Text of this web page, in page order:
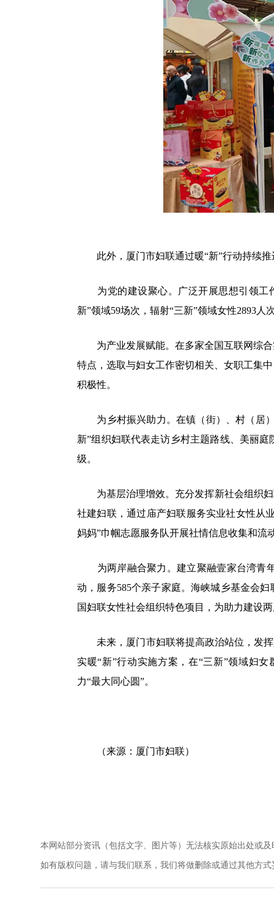
此外，厦门市妇联通过暖“新”行动持续推
为党的建设聚心。广泛开展思想引领工
新”领域59场次，辐射“三新”领域女性2893人
为产业发展赋能。在多家全国互联网综合
特点，选取与妇女工作密切相关、女职工集
积极性。
为乡村振兴助力。在镇（街）、村（居）
新”组织妇联代表走访乡村主题路线、美丽
级。
为基层治理增效。充分发挥新社会组织妇
社建妇联，通过庙产妇联服务实业社女性从
妈妈”巾帼志愿服务队开展社情信息收集和
为两岸融合聚力。建立聚融壹家台湾青年
动，服务585个亲子家庭。海峡城乡基金会
国妇联女性社会组织特色项目，为助力建设
未来，厦门市妇联将提高政治站位，发挥
实暖“新”行动实施方案，在“三新”领域妇
力“最大同心圆”。
（来源：厦门市妇联）
本网站部分资讯（包括文字、图片等）无法核实原始出处或
如有版权问题，请与我们联系，我们将做删除或通过其他方式